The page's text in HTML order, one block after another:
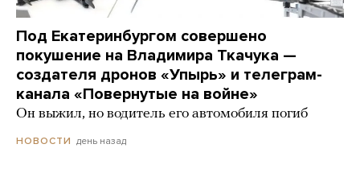
Под Екатеринбургом совершено
покушение на Владимира Ткачука —
создателя дронов «Упырь» и телеграм-
канала «Повернутые на войне»
Он выжил, но водитель его автомобиля погиб
НОВОСТИ день назад